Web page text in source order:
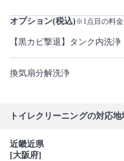
オプション(税込)※1点目の料金
【黒カビ撃退】タンク内洗浄
換気扇分解洗浄
トイレクリーニングの対応地
近畿近県
[大阪府]